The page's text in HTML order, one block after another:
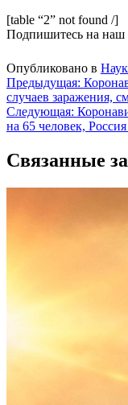
[table “2” not found /]
Подпишитесь на наш
Опубликовано в
Навигация
по
записям
Предыдущая:
случаев заражения,
Следующая:
на 65 человек,
Связанные